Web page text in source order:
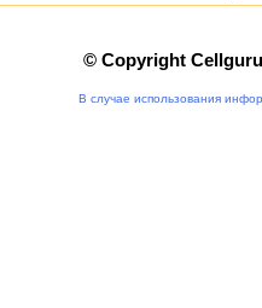
© Copyright
В случае использования